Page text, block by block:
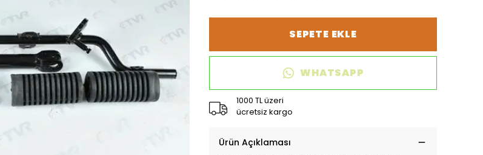
SEPETE EKLE
WHATSAPP
1000 TL üzeri
ücretsiz kargo
Ürün Açıklaması